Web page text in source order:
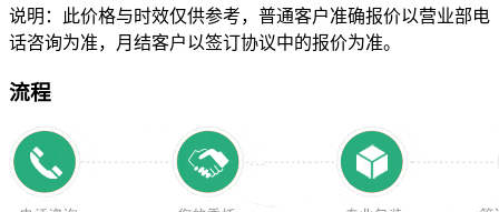
说明：此价格与时效仅供参考，普通客户准确报价以营业部电
话咨询为准，月结客户以签订协议中的报价为准。
流程